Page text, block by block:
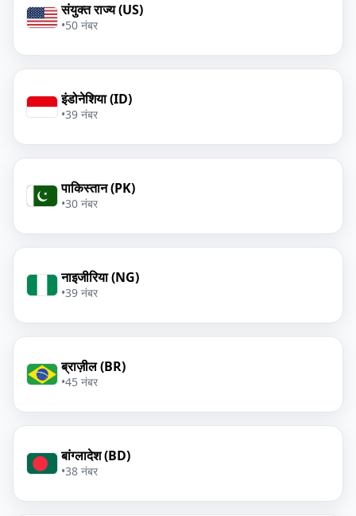
संयुक्त राज्य (US)
•50 नंबर
इंडोनेशिया (ID)
•39 नंबर
पाकिस्तान (PK)
•30 नंबर
नाइजीरिया (NG)
•39 नंबर
ब्राज़ील (BR)
•45 नंबर
बांग्लादेश (BD)
•38 नंबर